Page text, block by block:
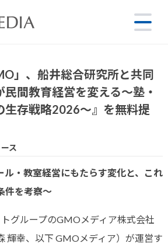
」、船井総合研究所と共同
間教育経営を変える〜塾・
生存戦略2026〜』を無料提
ス
ル・教室経営にもたらす変化と、これ
件を考察〜
グループのGMOメディア株式会社
輝幸、以下 GMOメディア）が運営す